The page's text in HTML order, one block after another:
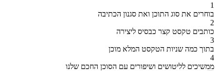
1
בוחרים את סוג התוכן ואת סגנון הכתיבה
2
כותבים טקסט קצר כבסיס ליצירה
3
בתוך כמה שניות הטקסט המלא מוכן
4
ממשיכים לליטושים ושיפורים עם הסוכן החכם שלנו